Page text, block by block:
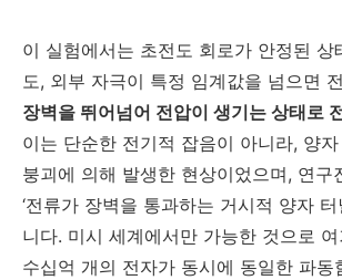
이 실험에서는 초전도 회로가 안정된 상
도, 외부 자극이 특정 임계값을 넘으면
장벽을 뛰어넘어 전압이 생기는 상태로
이는 단순한 전기적 잡음이 아니라, 양
붕괴에 의해 발생한 현상이었으며, 연구
‘전류가 장벽을 통과하는 거시적 양자 터
니다. 미시 세계에서만 가능한 것으로
수십억 개의 전자가 동시에 동일한 파동